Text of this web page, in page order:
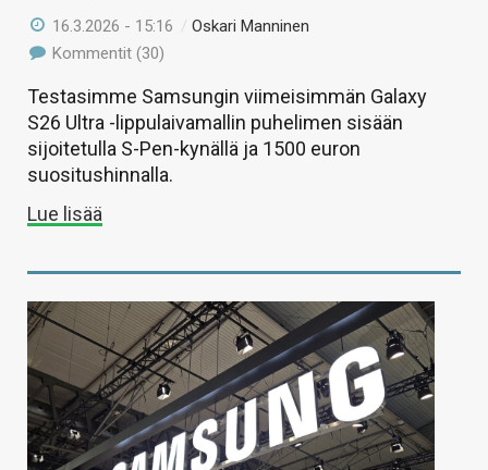
16.3.2026 - 15:16 /Oskari Manninen
Kommentit (30)
Testasimme Samsungin viimeisimmän Galaxy
S26 Ultra -lippulaivamallin puhelimen sisään
sijoitetulla S-Pen-kynällä ja 1500 euron
suositushinnalla.
Lue lisää